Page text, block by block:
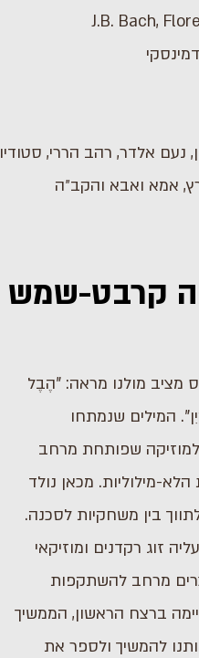
נעם אלדר, רהב הררי, סטודיו
אמא ואבא והקב״ה
קרבט-שמש
מציב מולנו מראה: "הֶבֶל
המילים שנמתחו
שפותחת מרחב
מילוליות. מכאן נולד
בין משחקיות לסכנה.
זוג רקדנים ומוזיקאי
מרחב להשתקפות
ברצח הראשון, הממשיך
להמשיך ולספר את